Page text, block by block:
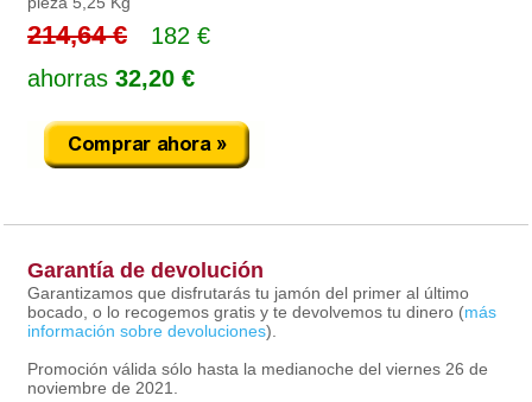
214,64 €
182 €
ahorras 32,20 €
Garantía de devolución
Garantizamos que disfrutarás tu jamón del primer al último
bocado, o lo recogemos gratis y te devolvemos tu dinero (más
información sobre devoluciones).
Promoción válida sólo hasta la medianoche del viernes 26 de
noviembre de 2021.